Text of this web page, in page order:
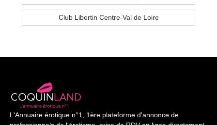
Club Libertin Centre-Val de Loire
L'Annuaire érotique n°1, 1ère plateforme d'annonce de